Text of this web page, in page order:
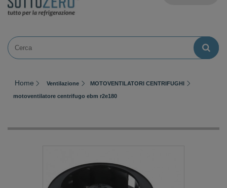
Home Ventilazione MOTOVENTILATORI CENTRIFUGHI
motoventilatore centrifugo ebm r2e180